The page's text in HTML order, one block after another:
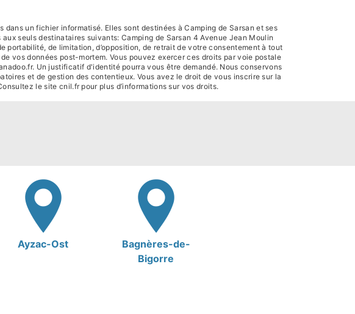
un fichier informatisé. Elles sont destinées à Camping de Sarsan et ses
seuls destinataires suivants: Camping de Sarsan 4 Avenue Jean Moulin
portabilité, de limitation, d’opposition, de retrait de votre consentement à tout
vos données post-mortem. Vous pouvez exercer ces droits par voie postale
Un justificatif d'identité pourra vous être demandé. Nous conservons
et de gestion des contentieux. Vous avez le droit de vous inscrire sur la
le site cnil.fr pour plus d’informations sur vos droits.
Ayzac-Ost
Bagnères-de-
Bigorre